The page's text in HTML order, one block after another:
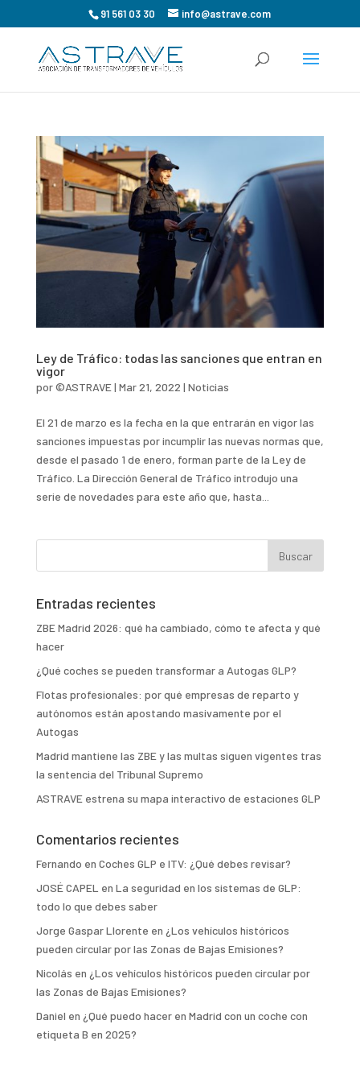
91 561 03 30 info@astrave.com
Ley de Tráfico: todas las sanciones que entran en
vigor
por©ASTRAVE| Mar 21, 2022 | Noticias
El 21 de marzo es la fecha en la que entrarán en vigor las
sanciones impuestas por incumplir las nuevas normas que,
desde el pasado 1 de enero, forman parte de la Ley de
Tráfico. La Dirección General de Tráfico introdujo una
serie de novedades para este año que, hasta...
Entradas recientes
ZBE Madrid 2026: qué ha cambiado, cómo te afecta y qué
hacer
¿Qué coches se pueden transformar a Autogas GLP?
Flotas profesionales: por qué empresas de reparto y
autónomos están apostando masivamente por el
Autogas
Madrid mantiene las ZBE y las multas siguen vigentes tras
la sentencia del Tribunal Supremo
ASTRAVE estrena su mapa interactivo de estaciones GLP
Comentarios recientes
Fernando en Coches GLP e ITV: ¿Qué debes revisar?
JOSÉ CAPEL en La seguridad en los sistemas de GLP:
todo lo que debes saber
Jorge Gaspar Llorente en ¿Los vehículos históricos
pueden circular por las Zonas de Bajas Emisiones?
Nicolás en ¿Los vehículos históricos pueden circular por
las Zonas de Bajas Emisiones?
Daniel en ¿Qué puedo hacer en Madrid con un coche con
etiqueta B en 2025?